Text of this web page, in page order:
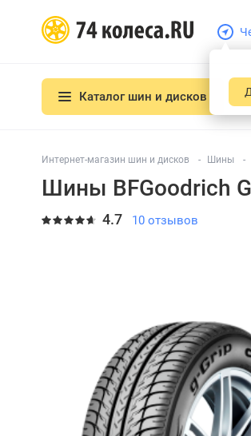
Каталог шин и дисков
Интернет-магазин шин и дисков Шины
Шины BFGoodrich
4.7 10 отзывов